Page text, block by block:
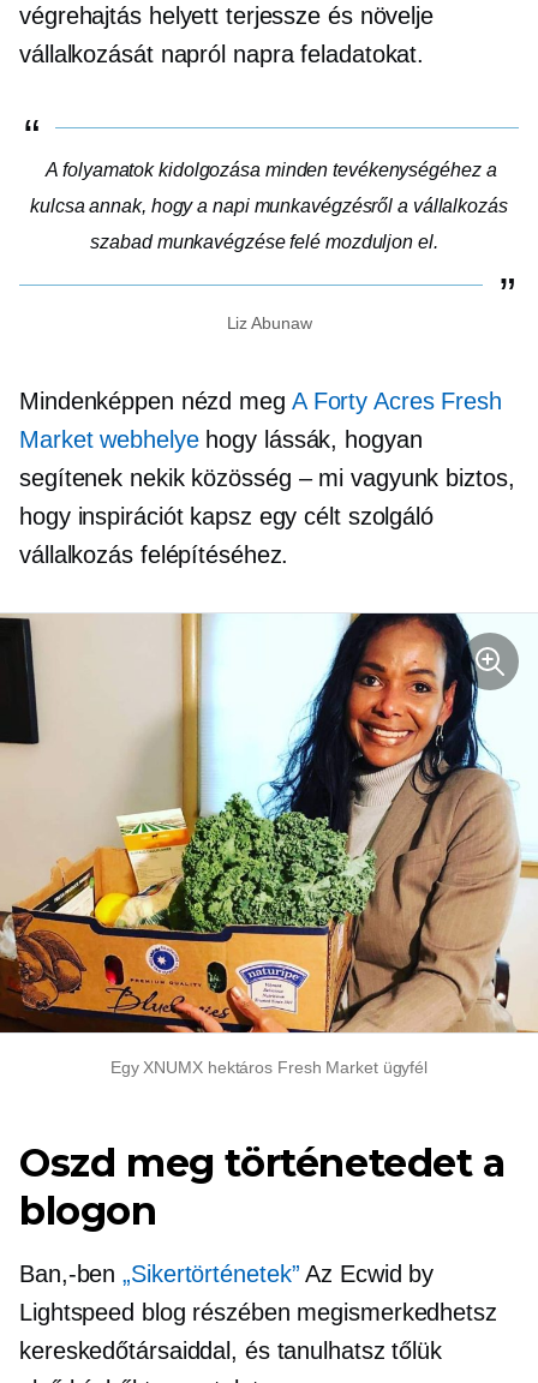
végrehajtás helyett terjessze és növelje
vállalkozását napról naprafeladatokat.
A folyamatok kidolgozása minden tevékenységéhez a
kulcsa annak, hogy a napi munkavégzésről a vállalkozás
szabad munkavégzése felé mozduljon el.
Liz Abunaw
Mindenképpen nézd meg A Forty Acres Fresh
Market webhelyehogy lássák, hogyan
segítenek nekik közösség – mi vagyunk biztos,
hogy inspirációt kapsz egy célt szolgáló
vállalkozás felépítéséhez.
Egy XNUMX hektáros Fresh Market ügyfél
Oszd meg történetedet a
blogon
Ban,-ben„Sikertörténetek” Az Ecwid by
Lightspeed blog részében megismerkedhetsz
kereskedőtársaiddal, és tanulhatsz tőlük